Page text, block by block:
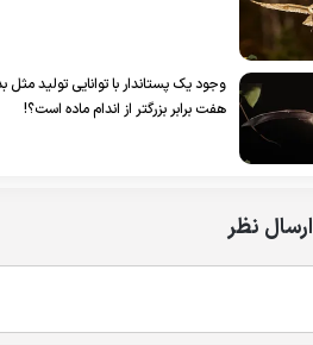
وجود یک پستاندار با توانایی تولید
هفت برابر بزرگتر از اندام ماده است؟!
ارسال نظر